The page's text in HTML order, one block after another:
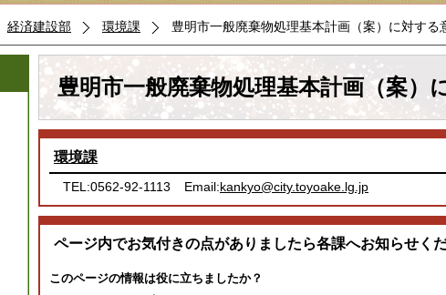
経済建設部 環境課 豊明市一般廃棄物処理基本計画（案）に対する
豊明市一般廃棄物処理基本計画（案）
環境課
TEL:0562-92-1113 Email:kankyo@city.toyoake.lg.jp
ページ内でお気付きの点がありましたら各課へお知らせく
このページの情報は役に立ちましたか？